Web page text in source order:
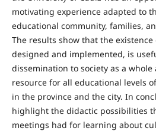
motivating experience adapted to
educational community, families,
The results show that the
designed and implemented, is
dissemination to society as a whole
resource for all educational levels
in the province and the city. In
highlight the didactic possibilities
meetings had for learning about